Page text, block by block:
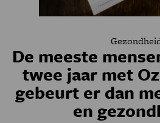
De meeste
twee jaar met
gebeurt er dan
en